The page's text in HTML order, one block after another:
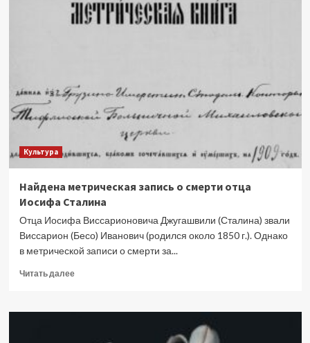
Киеву
уже
таблицу
Менделеева
Культура
Найдена метрическая запись о смерти отца
Иосифа Сталина
Отца Иосифа Виссарионовича Джугашвили (Сталина) звали
Виссарион (Бесо) Иванович (родился около 1850 г.). Однако
в метрической записи о смерти за...
Читать далееПрочитать
Найдена